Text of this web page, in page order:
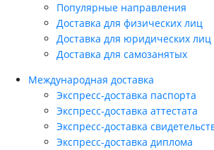
Популярные направления
Доставка для физических лиц
Доставка для юридических лиц
Доставка для самозанятых
Международная доставка
Экспресс-доставка паспорта
Экспресс-доставка аттестата
Экспресс-доставка
Экспресс-доставка диплома